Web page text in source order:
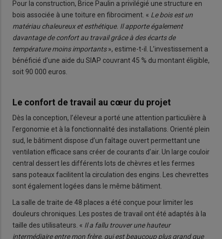
Pour la construction, Brice Paulin a privilégié une structure en
bois associée à une toiture en fibrociment. « Le bois est un
matériau chaleureux et esthétique. Il apporte également
davantage de confort au travail grâce à des écarts de
température moins importants», estime-t-il. L’investissement a
bénéficié d’une aide du SIAP couvrant 45 % du montant éligible,
soit 90 000 euros.
Le confort de travail au cœur du projet
Dès la conception, l’éleveur a porté une attention particulière à
l’ergonomie et à la fonctionnalité des installations. Orienté plein
sud, le bâtiment dispose d’un faîtage ouvert permettant une
ventilation efficace sans créer de courants d’air. Un large couloir
central dessert les différents lots de chèvres et les fermes
sans poteaux facilitent la circulation des engins. Les chevrettes
sont également logées dans le même bâtiment.
La salle de traite de 48 places a été conçue pour limiter les
douleurs chroniques. Les postes de travail ont été adaptés à la
taille des utilisateurs. « Il a fallu trouver une hauteur
intermédiaire entre mon frère, qui est beaucoup plus grand que